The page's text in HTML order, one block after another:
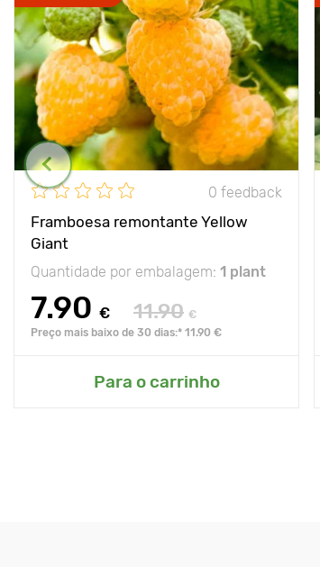
0 feedback
Framboesa remontante Yellow
Giant
Quantidade por embalagem: 1 plant
7.90 € 11.90 €
Preço mais baixo de 30 dias:* 11.90 €
Para o carrinho